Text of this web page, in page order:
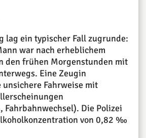
lag ein typischer Fall zugrunde:
war nach erheblichem
den frühen Morgenstunden mit
Eine Zeugin
unsichere Fahrweise mit
Fahrbahnwechsel). Die Polizei
von 0,82 ‰